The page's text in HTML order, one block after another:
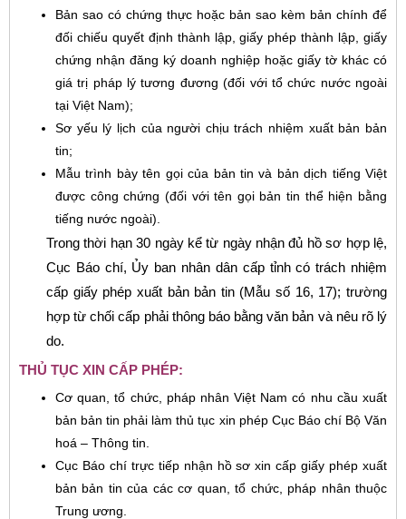
Bản sao có chứng thực hoặc bản sao kèm bản chính để
đối chiếu quyết định thành lập, giấy phép thành lập, giấy
chứng nhận đăng ký doanh nghiệp hoặc giấy tờ khác có
giá trị pháp lý tương đương (đối với tổ chức nước ngoài
tại Việt Nam);
Sơ yếu lý lịch của người chịu trách nhiệm xuất bản bản
tin;
Mẫu trình bày tên gọi của bản tin và bản dịch tiếng Việt
được công chứng (đối với tên gọi bản tin thể hiện bằng
tiếng nước ngoài).
Trong thời hạn 30 ngày kể từ ngày nhận đủ hồ sơ hợp lệ,
Cục Báo chí, Ủy ban nhân dân cấp tỉnh có trách nhiệm
cấp giấy phép xuất bản bản tin (Mẫu số 16, 17); trường
hợp từ chối cấp phải thông báo bằng văn bản và nêu rõ lý
do.
THỦ TỤC XIN CẤP PHÉP:
Cơ quan, tổ chức, pháp nhân Việt Nam có nhu cầu xuất
bản bản tin phải làm thủ tục xin phép Cục Báo chí Bộ Văn
hoá – Thông tin.
Cục Báo chí trực tiếp nhận hồ sơ xin cấp giấy phép xuất
bản bản tin của các cơ quan, tổ chức, pháp nhân thuộc
Trung ương.